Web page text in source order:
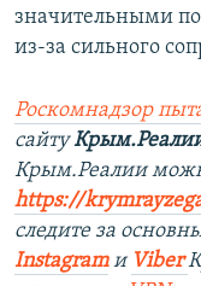
значительными
из-за сильного
Роскомнадзор
сайту
Крым.Реалии
https://
следите за
Instagramи Viber